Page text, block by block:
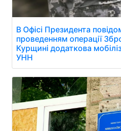
В Офісі Президента
проведенням операції
Курщині додаткова
УНН